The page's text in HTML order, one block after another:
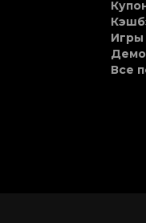
Игры
Все